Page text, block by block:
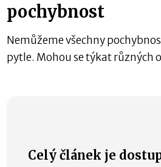
pochybnost
Nemůžeme všechny
pytle. Mohou se týkat různých
Celý článek je